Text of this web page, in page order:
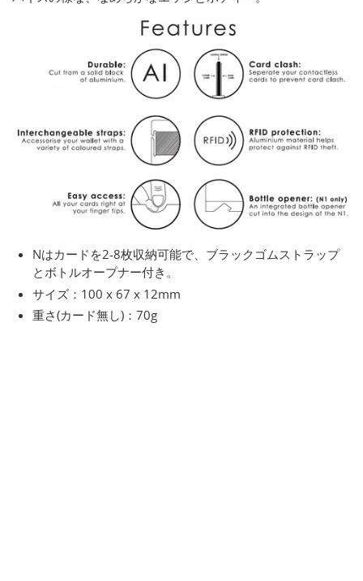
Nはカードを2-8枚収納可能で、ブラックゴムストラップ
とボトルオープナー付き。
サイズ：100 x 67 x 12mm
重さ(カード無し)：70g